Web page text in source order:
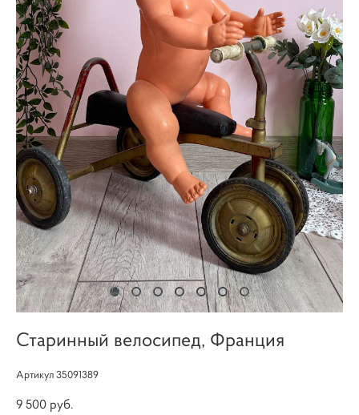
Старинный велосипед, Франция
Артикул 35091389
9 500 pуб.